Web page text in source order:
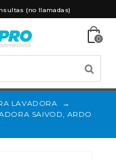
(no llamadas)
0
LAVADORA
→
SAIVOD, ARDO